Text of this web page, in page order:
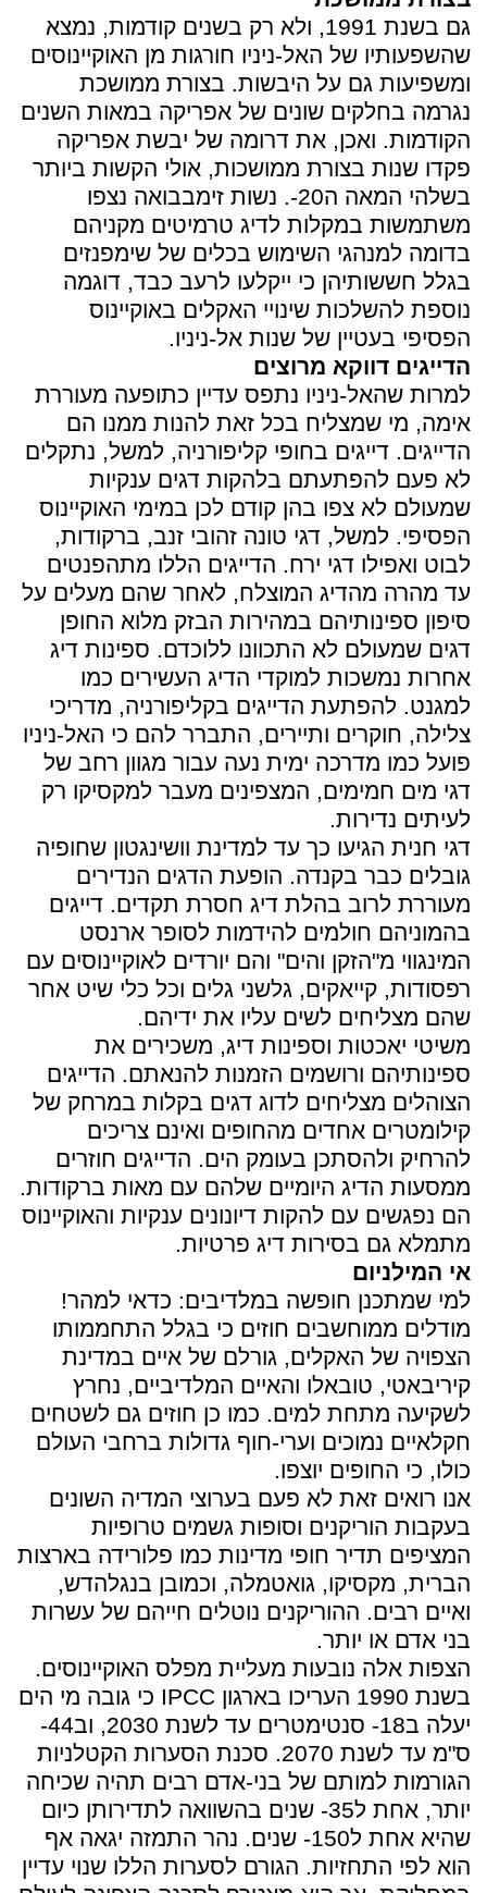
גם בשנת 1991, ולא רק בשנים קודמות, נמצא
שהשפעותיו של האל-ניניו חורגות מן האוקיינוסים
ומשפיעות גם על היבשות. בצורת ממושכת
נגרמה בחלקים שונים של אפריקה במאות השנים
הקודמות. ואכן, את דרומה של יבשת אפריקה
פקדו שנות בצורת ממושכות, אולי הקשות ביותר
בשלהי המאה ה20-. נשות זימבבואה נצפו
משתמשות במקלות לדיג טרמיטים מקניהם
בדומה למנהגי השימוש בכלים של שימפנזים
בגלל חששותיהן כי ייקלעו לרעב כבד, דוגמה
נוספת להשלכות שינויי האקלים באוקיינוס
הפסיפי בעטיין של שנות אל-ניניו.
הדייגים דווקא מרוצים
למרות שהאל-ניניו נתפס עדיין כתופעה מעוררת
אימה, מי שמצליח בכל זאת להנות ממנו הם
הדייגים. דייגים בחופי קליפורניה, למשל, נתקלים
לא פעם להפתעתם בלהקות דגים ענקיות
שמעולם לא צפו בהן קודם לכן במימי האוקיינוס
הפסיפי. למשל, דגי טונה זהובי זנב, ברקודות,
לבוט ואפילו דגי ירח. הדייגים הללו מתהפנטים
עד מהרה מהדיג המוצלח, לאחר שהם מעלים על
סיפון ספינותיהם במהירות הבזק מלוא החופן
דגים שמעולם לא התכוונו ללוכדם. ספינות דיג
אחרות נמשכות למוקדי הדיג העשירים כמו
למגנט. להפתעת הדייגים בקליפורניה, מדריכי
צלילה, חוקרים ותיירים, התברר להם כי האל-ניניו
פועל כמו מדרכה ימית נעה עבור מגוון רחב של
דגי מים חמימים, המצפינים מעבר למקסיקו רק
לעיתים נדירות.
דגי חנית הגיעו כך עד למדינת וושינגטון שחופיה
גובלים כבר בקנדה. הופעת הדגים הנדירים
מעוררת לרוב בהלת דיג חסרת תקדים. דייגים
בהמוניהם חולמים להידמות לסופר ארנסט
המינגווי מ"הזקן והים" והם יורדים לאוקיינוסים עם
רפסודות, קייאקים, גלשני גלים וכל כלי שיט אחר
שהם מצליחים לשים עליו את ידיהם.
משיטי יאכטות וספינות דיג, משכירים את
ספינותיהם ורושמים הזמנות להנאתם. הדייגים
הצוהלים מצליחים לדוג דגים בקלות במרחק של
קילומטרים אחדים מהחופים ואינם צריכים
להרחיק ולהסתכן בעומק הים. הדייגים חוזרים
ממסעות הדיג היומיים שלהם עם מאות ברקודות.
הם נפגשים עם להקות דיונונים ענקיות והאוקיינוס
מתמלא גם בסירות דיג פרטיות.
אי המילניום
למי שמתכנן חופשה במלדיבים: כדאי למהר!
מודלים ממוחשבים חוזים כי בגלל התחממותו
הצפויה של האקלים, גורלם של איים במדינת
קיריבאטי, טובאלו והאיים המלדיביים, נחרץ
לשקיעה מתחת למים. כמו כן חוזים גם לשטחים
חקלאיים נמוכים וערי-חוף גדולות ברחבי העולם
כולו, כי החופים יוצפו.
אנו רואים זאת לא פעם בערוצי המדיה השונים
בעקבות הוריקנים וסופות גשמים טרופיות
המציפים תדיר חופי מדינות כמו פלורידה בארצות
הברית, מקסיקו, גואטמלה, וכמובן בנגלהדש,
ואיים רבים. ההוריקנים נוטלים חייהם של עשרות
בני אדם או יותר.
הצפות אלה נובעות מעליית מפלס האוקיינוסים.
בשנת 1990 העריכו בארגון IPCC כי גובה מי הים
יעלה ב18- סנטימטרים עד לשנת 2030, וב44-
ס"מ עד לשנת 2070. סכנת הסערות הקטלניות
הגורמות למותם של בני-אדם רבים תהיה שכיחה
יותר, אחת ל35- שנים בהשוואה לתדירותן כיום
שהיא אחת ל150- שנים. נהר התמזה יגאה אף
הוא לפי התחזיות. הגורם לסערות הללו שנוי עדיין